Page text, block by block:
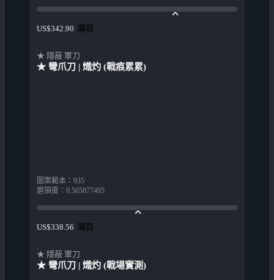
US$342.90 購買
★ 隱蔽 軍刀
★ 彎爪刀 | 熾灼 (戰痕累累)
圖案範本 ： 935
磨損度 ： 0.505877495
US$338.56 購買
★ 隱蔽 軍刀
★ 彎爪刀 | 熾灼 (戰場實測)